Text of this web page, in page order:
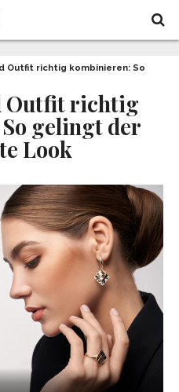
Outfit richtig kombinieren: So
Outfit richtig
gelingt der
Look